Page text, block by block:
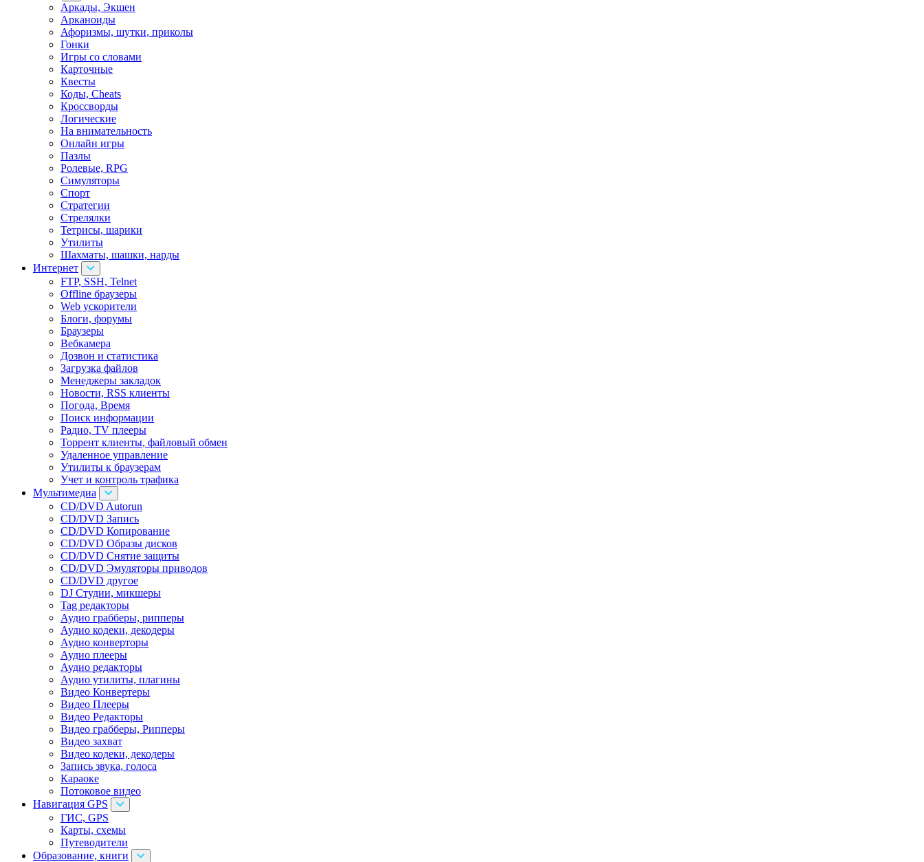
Аркады, Экшен
Арканоиды
Афоризмы, шутки, приколы
Гонки
Игры со словами
Карточные
Квесты
Коды, Cheats
Кроссворды
Логические
На внимательность
Онлайн игры
Пазлы
Ролевые, RPG
Симуляторы
Спорт
Стратегии
Стрелялки
Тетрисы, шарики
Утилиты
Шахматы, шашки, нарды
Интернет
FTP, SSH, Telnet
Offline браузеры
Web ускорители
Блоги, форумы
Браузеры
Вебкамера
Дозвон и статистика
Загрузка файлов
Менеджеры закладок
Новости, RSS клиенты
Погода, Время
Поиск информации
Радио, TV плееры
Торрент клиенты, файловый обмен
Удаленное управление
Утилиты к браузерам
Учет и контроль трафика
Мультимедиа
CD/DVD Autorun
CD/DVD Запись
CD/DVD Копирование
CD/DVD Образы дисков
CD/DVD Снятие защиты
CD/DVD Эмуляторы приводов
CD/DVD другое
DJ Студии, микшеры
Tag редакторы
Аудио грабберы, рипперы
Аудио кодеки, декодеры
Аудио конверторы
Аудио плееры
Аудио редакторы
Аудио утилиты, плагины
Видео Конвертеры
Видео Плееры
Видео Редакторы
Видео грабберы, Рипперы
Видео захват
Видео кодеки, декодеры
Запись звука, голоса
Караоке
Потоковое видео
Навигация GPS
ГИС, GPS
Карты, схемы
Путеводители
Образование, книги